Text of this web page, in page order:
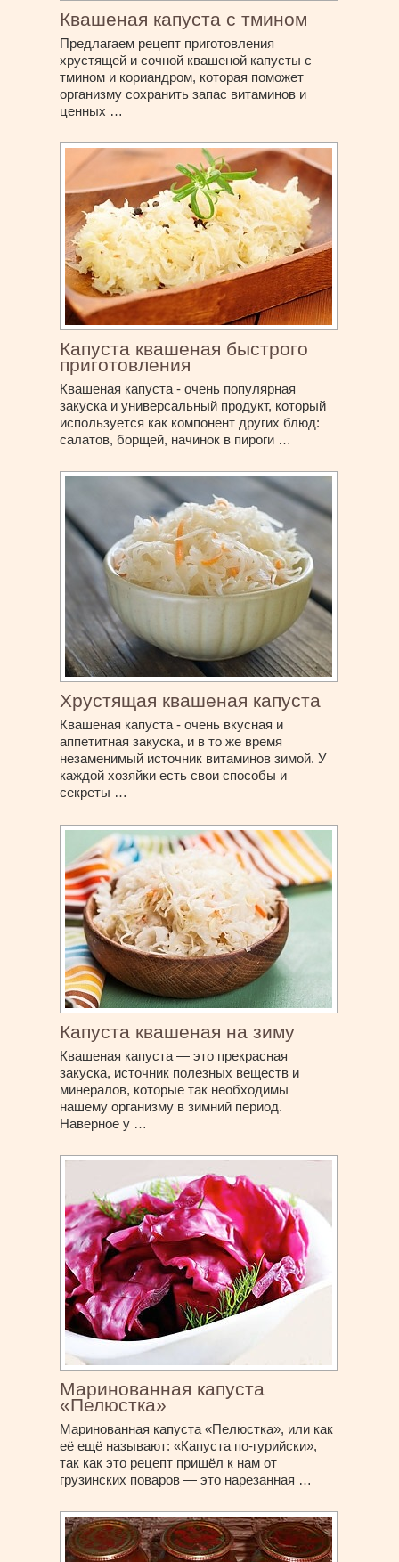
Квашеная капуста с тмином
Предлагаем рецепт приготовления
хрустящей и сочной квашеной капусты с
тмином и кориандром, которая поможет
организму сохранить запас витаминов и
ценных …
Капуста квашеная быстрого
приготовления
Квашеная капуста - очень популярная
закуска и универсальный продукт, который
используется как компонент других блюд:
салатов, борщей, начинок в пироги …
Хрустящая квашеная капуста
Квашеная капуста - очень вкусная и
аппетитная закуска, и в то же время
незаменимый источник витаминов зимой. У
каждой хозяйки есть свои способы и
секреты …
Капуста квашеная на зиму
Квашеная капуста — это прекрасная
закуска, источник полезных веществ и
минералов, которые так необходимы
нашему организму в зимний период.
Наверное у …
Маринованная капуста
«Пелюстка»
Маринованная капуста «Пелюстка», или как
её ещё называют: «Капуста по-гурийски»,
так как это рецепт пришёл к нам от
грузинских поваров — это нарезанная …